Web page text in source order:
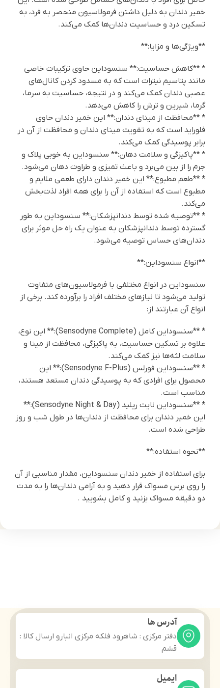
خمیر دندان به دلیل داشتن فرمولاسیون منحصر به فرد، به
تسکین درد و حساسیت دندان‌ها کمک می‌کند.
**ویژگی‌ها و مزایا:**
* **کاهش حساسیت:** سنسوداین حاوی ترکیبات خاصی
مانند پتاسیم نیترات است که به مسدود کردن کانال‌های
عصبی دندان کمک می‌کند و در نتیجه، حساسیت به سرما،
گرما، شیرین و ترش را کاهش می‌دهد.
* **محافظت از مینای دندان:** این خمیر دندان حاوی
فلوراید است که به تقویت مینای دندان و محافظت از آن در
برابر پوسیدگی کمک می‌کند.
* **پاکیزگی و سلامت دهان:** سنسوداین به خوبی پلاک و
جرم را از بین می‌برد و باعث تمیزی و طراوت دهان می‌شود.
* **طعم مطبوع:** این خمیر دندان دارای طعمی ملایم و
مطبوع است که استفاده از آن را برای همه افراد لذت‌بخش
می‌کند.
* **توصیه شده توسط دندانپزشکان:** سنسوداین به طور
گسترده توسط دندانپزشکان به عنوان یک راه حل موثر برای
دندان‌های حساس توصیه می‌شود.
**انواع سنسوداین:**
سنسوداین در انواع مختلفی با فرمولاسیون‌های متفاوت
تولید می‌شود تا نیازهای مختلف افراد را برآورده کند. برخی از
انواع آن عبارتند از:
* **سنسوداین کامل (Sensodyne Complete):** این نوع،
علاوه بر تسکین حساسیت، به پاکیزگی، محافظت از مینا و
سلامت لثه‌ها نیز کمک می‌کند.
* **سنسوداین فورلس (Sensodyne F-Plus):** این
محصول برای افرادی که به پوسیدگی دندان مستعد هستند،
مناسب است.
* **سنسوداین نایت ریلید (Sensodyne Night & Day):**
این خمیر دندان برای محافظت از دندان‌ها در طول شب و روز
طراحی شده است.
**نحوه استفاده:**
برای استفاده از خمیر دندان سنسوداین، مقدار مناسبی از آن
را روی برس مسواک قرار دهید و به آرامی دندان‌ها را به مدت
دو دقیقه مسواک بزنید و کامل بشویید .
آدرس ها
دفتر مرکزی : شاهرود فلکه مرکزی انبارو ارسال کالا :
قشم
ایمیل